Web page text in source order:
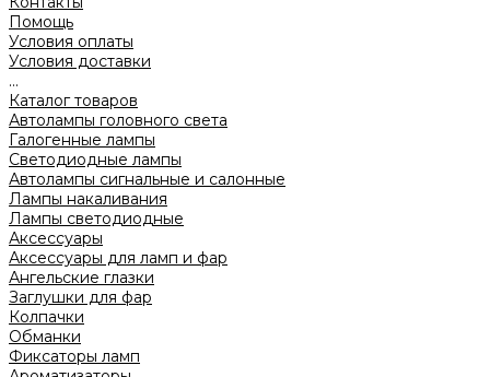
Помощь
Условия оплаты
Условия доставки
...
Каталог товаров
Автолампы головного света
Галогенные лампы
Светодиодные лампы
Автолампы сигнальные и салонные
Лампы накаливания
Лампы светодиодные
Аксессуары
Аксессуары для ламп и фар
Ангельские глазки
Заглушки для фар
Колпачки
Обманки
Фиксаторы ламп